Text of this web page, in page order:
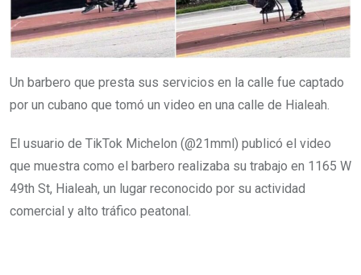
Un barbero que presta sus servicios en la calle fue captado
por un cubano que tomó un video en una calle de Hialeah.
El usuario de TikTok Michelon (@21mml) publicó el video
que muestra como el barbero realizaba su trabajo en 1165 W
49th St, Hialeah, un lugar reconocido por su actividad
comercial y alto tráfico peatonal.